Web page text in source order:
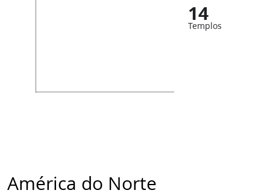
14
Templos
América do Norte